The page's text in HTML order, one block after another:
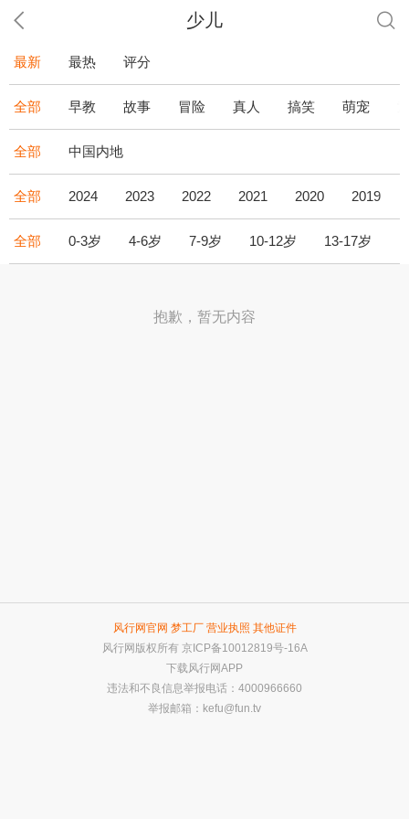
少儿
最新 最热 评分
全部 早教 故事 冒险 真人 搞笑 萌宠
全部 中国内地
全部 2024 2023 2022 2021 2020 2019
全部 0-3岁 4-6岁 7-9岁 10-12岁 13-17岁
抱歉，暂无内容
风行网官网 梦工厂 营业执照 其他证件
风行网版权所有 京ICP备10012819号-16A
下载风行网APP
违法和不良信息举报电话：4000966660
举报邮箱： kefu@fun.tv